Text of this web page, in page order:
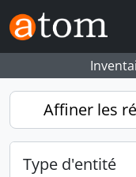
Skip to main content
Affiner les
Type d'entité